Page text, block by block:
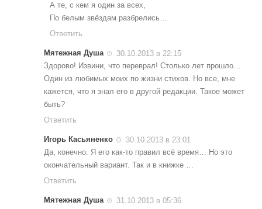
А те, с кем я один за всех,
По белым звёздам разбрелись…
Ответить
Мятежная Душа
30.10.2013 в 22:15
Здорово! Извини, что переврал! Столько лет прошло…
Один из любимых моих по жизни стихов. Но все, мне
кажется, что я знал его в другой редакции. Такое может
быть?
Ответить
Игорь Касьяненко
30.10.2013 в 23:01
Да, конечно. Я его как-то правил всё время… Но это
окончательный вариант. Так и в книжке …
Ответить
Мятежная Душа
31.10.2013 в 05:36